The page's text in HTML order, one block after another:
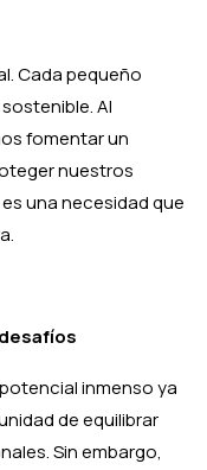
Cada pequeño
Al
fomentar un
nuestros
una necesidad que
inmenso ya
de equilibrar
Sin embargo,